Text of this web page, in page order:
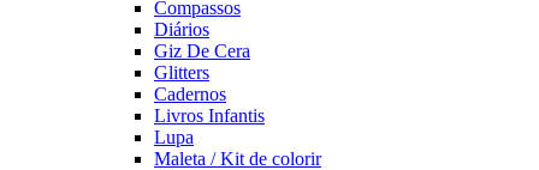
Compassos
Diários
Giz De Cera
Glitters
Cadernos
Livros Infantis
Lupa
Maleta / Kit de colorir